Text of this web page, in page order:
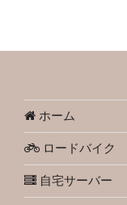
ホーム
ロードバイク
自宅サーバー